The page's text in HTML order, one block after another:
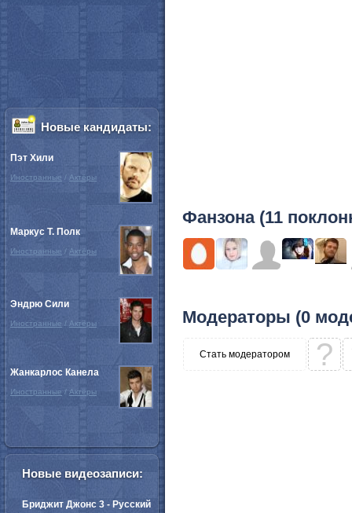
Фанзона (11
Модераторы (0
Стать модератором ?
Новые кандидаты:
Пэт Хили
Иностранные / Актёры
Маркус Т. Полк
Иностранные / Актёры
Эндрю Сили
Иностранные / Актёры
Жанкарлос Канела
Иностранные / Актёры
Новые видеозаписи:
Бриджит Джонс 3 - Русский